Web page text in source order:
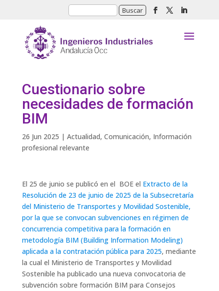
Cuestionario sobre
necesidades de formación
BIM
26 Jun 2025 | Actualidad, Comunicación, Información
profesional relevante
El 25 de junio se publicó en el BOE el Extracto de la
Resolución de 23 de junio de 2025 de la Subsecretaría
del Ministerio de Transportes y Movilidad Sostenible,
por la que se convocan subvenciones en régimen de
concurrencia competitiva para la formación en
metodología BIM (Building Information Modeling)
aplicada a la contratación pública para 2025, mediante
la cual el Ministerio de Transportes y Movilidad
Sostenible ha publicado una nueva convocatoria de
subvención sobre formación BIM para Consejos